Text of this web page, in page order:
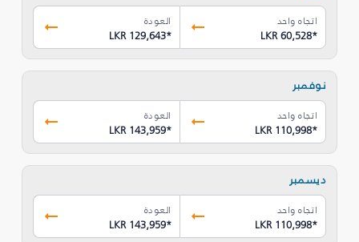
اتجاه واحد
LKR 60,528*
العودة
LKR 129,643*
نوفمبر
اتجاه واحد
LKR 110,998*
العودة
LKR 143,959*
ديسمبر
اتجاه واحد
LKR 110,998*
العودة
LKR 143,959*